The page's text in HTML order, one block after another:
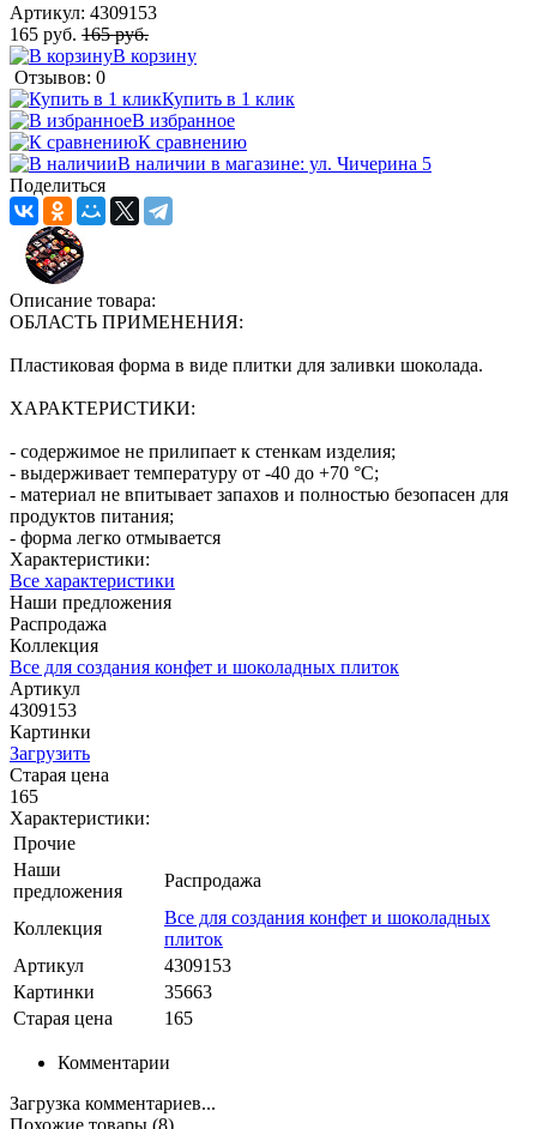
Артикул: 4309153
165 руб. 165 руб.
В корзину
Отзывов: 0
Купить в 1 клик
В избранное
К сравнению
В наличии в магазине: ул. Чичерина 5
Поделиться
Описание товара:
ОБЛАСТЬ ПРИМЕНЕНИЯ:
Пластиковая форма в виде плитки для заливки шоколада.
ХАРАКТЕРИСТИКИ:
- содержимое не прилипает к стенкам изделия;
- выдерживает температуру от -40 до +70 °С;
- материал не впитывает запахов и полностью безопасен для
продуктов питания;
- форма легко отмывается
Характеристики:
Все характеристики
Наши предложения
Распродажа
Коллекция
Все для создания конфет и шоколадных плиток
Артикул
4309153
Картинки
Загрузить
Старая цена
165
Характеристики:
Прочие
Наши
предложения
Распродажа
Коллекция
Все для создания конфет и шоколадных
плиток
Артикул
4309153
Картинки
35663
Старая цена
165
Комментарии
Загрузка комментариев...
Похожие товары (8)